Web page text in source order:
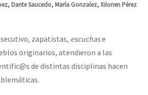
Dante Saucedo, María Gonzalez, Xilonen Pérez
zapatistas, escuchase
originarios, atendieron a las
de distintas disciplinas hacen